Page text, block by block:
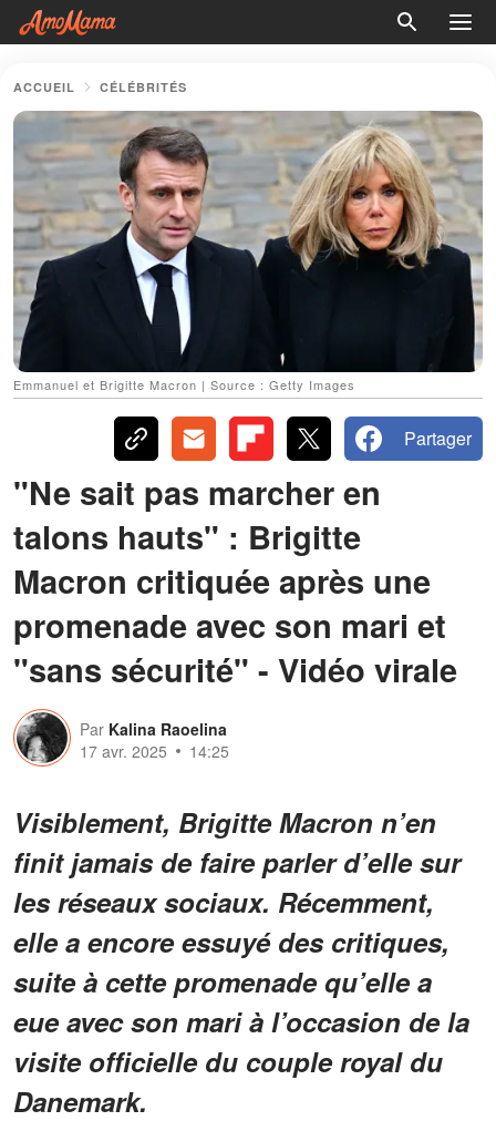
ACCUEIL CÉLÉBRITÉS
Emmanuel et Brigitte Macron | Source : Getty Images
Partager
"Ne sait pas marcher en
talons hauts" : Brigitte
Macron critiquée après une
promenade avec son mari et
"sans sécurité" - Vidéo virale
Par Kalina Raoelina
17 avr. 2025
14:25
Visiblement, Brigitte Macron n’en
finit jamais de faire parler d’elle sur
les réseaux sociaux. Récemment,
elle a encore essuyé des critiques,
suite à cette promenade qu’elle a
eue avec son mari à l’occasion de la
visite officielle du couple royal du
Danemark.